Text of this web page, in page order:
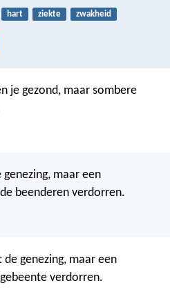
hart ziekte
zwakheid
je gezond, maar sombere
maar een
beenderen verdorren.
genezing, maar een
verdorren.